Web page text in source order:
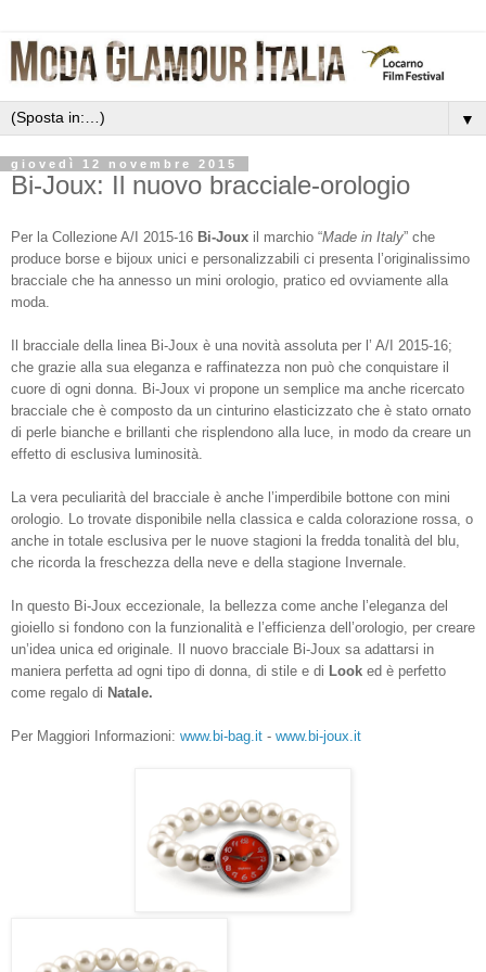
▼
giovedì 12 novembre 2015
Bi-Joux: Il nuovo bracciale-orologio
Per la Collezione A/I 2015-16 Bi-Joux il marchio “Made in Italy” che
produce borse e bijoux unici e personalizzabili ci presenta l’originalissimo
bracciale che ha annesso un mini orologio, pratico ed ovviamente alla
moda.
Il bracciale della linea Bi-Joux è una novità assoluta per l’ A/I 2015-16;
che grazie alla sua eleganza e raffinatezza non può che conquistare il
cuore di ogni donna. Bi-Joux vi propone un semplice ma anche ricercato
bracciale che è composto da un cinturino elasticizzato che è stato ornato
di perle bianche e brillanti che risplendono alla luce, in modo da creare un
effetto di esclusiva luminosità.
La vera peculiarità del bracciale è anche l’imperdibile bottone con mini
orologio. Lo trovate disponibile nella classica e calda colorazione rossa, o
anche in totale esclusiva per le nuove stagioni la fredda tonalità del blu,
che ricorda la freschezza della neve e della stagione Invernale.
In questo Bi-Joux eccezionale, la bellezza come anche l’eleganza del
gioiello si fondono con la funzionalità e l’efficienza dell’orologio, per creare
un’idea unica ed originale. Il nuovo bracciale Bi-Joux sa adattarsi in
maniera perfetta ad ogni tipo di donna, di stile e di Look ed è perfetto
come regalo di Natale.
Per Maggiori Informazioni: www.bi-bag.it - www.bi-joux.it